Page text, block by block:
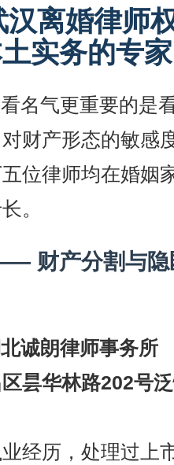
离婚律师
实务的专家
名气更重要的是
财产形态的敏感
位律师均在婚姻
。
财产分割与隐
诚朗律师事务所
昙华林路202号
经历，处理过上